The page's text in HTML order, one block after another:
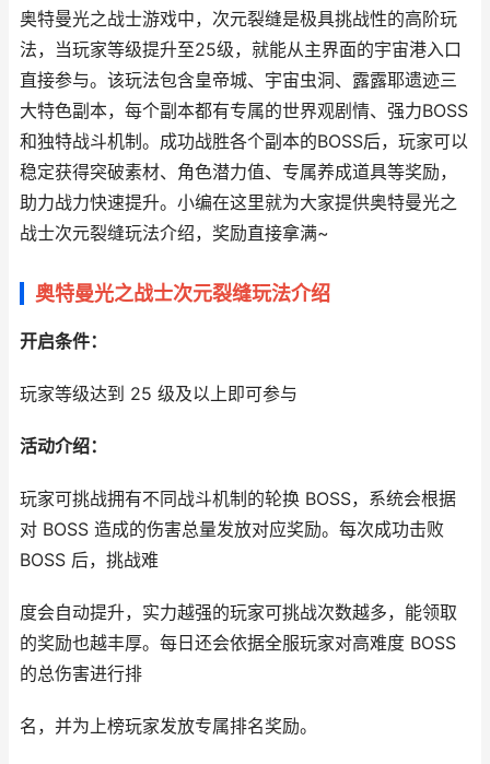
奥特曼光之战士游戏中，次元裂缝是极具挑战性的高阶玩
法，当玩家等级提升至25级，就能从主界面的宇宙港入口
直接参与。该玩法包含皇帝城、宇宙虫洞、露露耶遗迹三
大特色副本，每个副本都有专属的世界观剧情、强力BOSS
和独特战斗机制。成功战胜各个副本的BOSS后，玩家可以
稳定获得突破素材、角色潜力值、专属养成道具等奖励，
助力战力快速提升。小编在这里就为大家提供奥特曼光之
战士次元裂缝玩法介绍，奖励直接拿满~
奥特曼光之战士次元裂缝玩法介绍
开启条件：
玩家等级达到 25 级及以上即可参与
活动介绍：
玩家可挑战拥有不同战斗机制的轮换 BOSS，系统会根据
对 BOSS 造成的伤害总量发放对应奖励。每次成功击败
BOSS 后，挑战难
度会自动提升，实力越强的玩家可挑战次数越多，能领取
的奖励也越丰厚。每日还会依据全服玩家对高难度 BOSS
的总伤害进行排
名，并为上榜玩家发放专属排名奖励。